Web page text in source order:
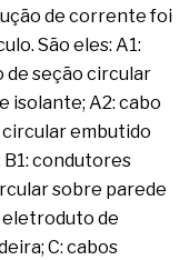
de corrente foi
São eles: A1:
seção circular
isolante; A2: cabo
embutido
condutores
sobre parede
eletroduto de
C: cabos